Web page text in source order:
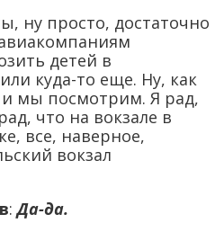
ну просто, достаточно
детей в
куда-то еще. Ну, как
и мы посмотрим. Я рад,
что на вокзале в
все, наверное,
вокзал
: Да-да.